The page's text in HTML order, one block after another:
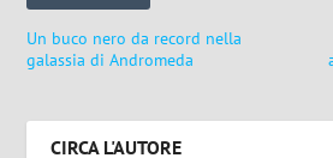
Un buco nero da record nella
galassia di Andromeda
CIRCA L'AUTORE